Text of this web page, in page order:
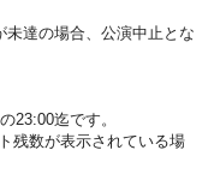
未達の場合、公演中止とな
23:00迄です。
残数が表示されている場